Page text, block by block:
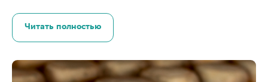
Читать полностью